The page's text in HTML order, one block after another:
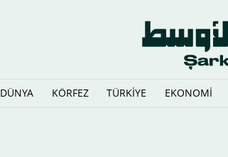
DÜNYA KÖRFEZ TÜRKİYE EKONOMİ